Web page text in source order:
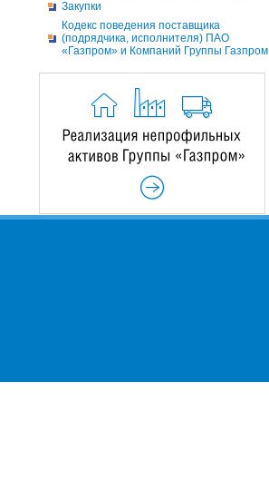
Закупки
Кодекс поведения поставщика
(подрядчика, исполнителя) ПАО
«Газпром» и Компаний Группы Газпром